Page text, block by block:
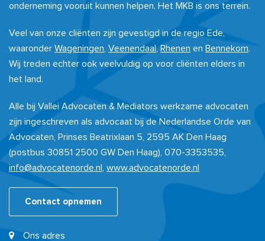
onderneming vooruit kunnen helpen. Het MKB is ons terrein.
Veel van onze cliënten zijn gevestigd in de regio Ede,
waaronder Wageningen Veenendaal, Rhenen en Bennekom.
Wij treden echter ook veelvuldig op voor cliënten elders in
het land.
Alle bij Vallei Advocaten & Mediators werkzame advocaten
zijn ingeschreven als advocaat bij de Nederlandse Orde van
Advocaten, Prinses Beatrixlaan 5, 2595 AK Den Haag
(postbus 30851 2500 GW Den Haag), 070-3353535,
info@advocatenorde.nl
www.advocatenorde.nl
Contact opnemen
Ons adres